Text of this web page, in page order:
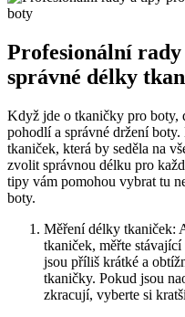
Profesionální
správné délky
Když jde o tkaničky pro boty,⁤
pohodlí a správné držení
tkaniček, ⁢která by seděla na
zvolit ⁢správnou délku pro
tipy vám pomohou vybrat tu
boty.
Měření délky ⁤tkaniček:
tkaniček, měřte
jsou příliš krátké a
tkaničky. Pokud jsou
zkracují, vyberte si